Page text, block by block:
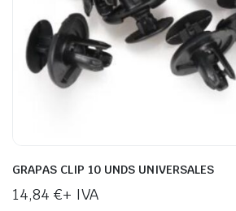
GRAPAS CLIP 10 UNDS UNIVERSALES
14,84 €+ IVA